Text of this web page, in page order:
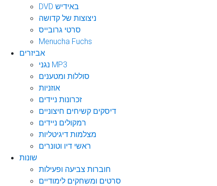
DVD באידיש
ניצוצות של קדושה
סרטי גרובייס
Menucha Fuchs
אביזרים
נגני MP3
סוללות ומטענים
אוזניות
זכרונות ניידים
דיסקים קשיחים חיצוניים
רמקולים ניידים
מצלמות דיגיטליות
ראשי דיו וטונרים
שונות
חוברות צביעה ופעילות
סרטים ומשחקים לימודיים